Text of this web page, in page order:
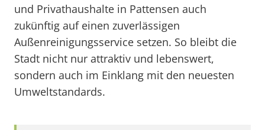
und Privathaushalte in Pattensen auch
zukünftig auf einen zuverlässigen
Außenreinigungsservice setzen. So bleibt die
Stadt nicht nur attraktiv und lebenswert,
sondern auch im Einklang mit den neuesten
Umweltstandards.